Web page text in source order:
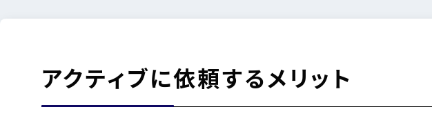
アクティブに依頼するメリット